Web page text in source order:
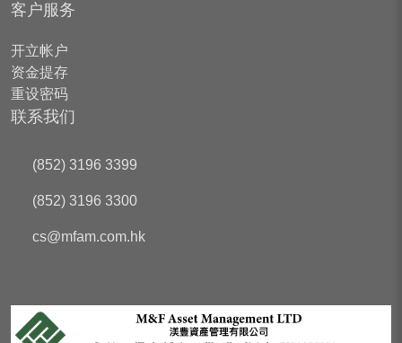
客户服务
开立帐户
资金提存
重设密码
联系我们
(852) 3196 3399
(852) 3196 3300
cs@mfam.com.hk